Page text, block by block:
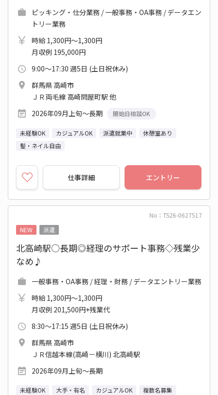
ピッキング・仕分業務 / 一般事務・OA事務 / データエン
トリー業務
時給 1,300円～1,300円
月収例 195,000円
9:00～17:30 週5日 (土日祝休み)
群馬県 高崎市
ＪＲ両毛線 高崎問屋町駅 他
2026年09月上旬～長期
開始日相談OK
未経験OK カジュアルOK 派遣就業中
休憩室あり
髪・ネイル自由
仕事詳細 エントリー
No：TS26-0627517
NEW
派遣
北高崎駅○長期◎経理のサポート事務◇残業少
なめ♪
一般事務・OA事務 / 経理・財務 / データエントリー業務
時給 1,300円～1,300円
月収例 201,500円+残業代
8:30～17:15 週5日 (土日祝休み)
群馬県 高崎市
ＪＲ信越本線(高崎－横川) 北高崎駅
2026年09月上旬～長期
未経験OK 大手・有名 カジュアルOK
複数名募集